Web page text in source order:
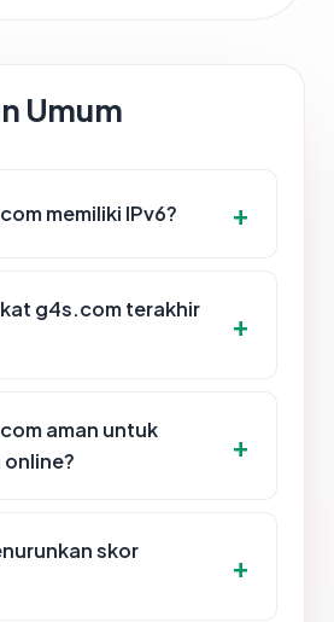
Umum
memiliki IPv6?
g4s.com terakhir
aman untuk
skor